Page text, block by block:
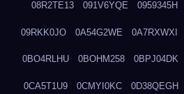
08R2TE13 091V6YQE 0959345H
09RKK0JO 0A54G2WE 0A7RXWXI
0BO4RLHU 0BOHM258 0BPJ04DK
0CA5T1U9 0CMYI0KC 0D38QEGH